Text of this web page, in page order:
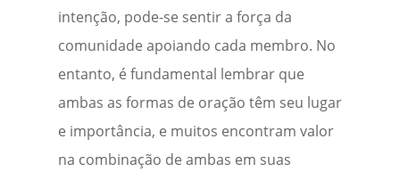
intenção, pode-se sentir a força da
comunidade apoiando cada membro. No
entanto, é fundamental lembrar que
ambas as formas de oração têm seu lugar
e importância, e muitos encontram valor
na combinação de ambas em suas